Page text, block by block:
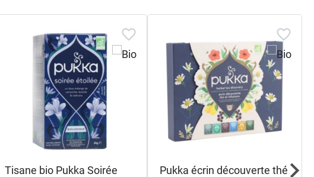
Tisane bio Pukka Soirée
Pukka écrin découverte thé